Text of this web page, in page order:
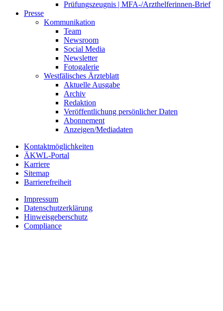
Prüfungszeugnis | MFA-/Arzthelferinnen-Brief
Presse
Kommunikation
Team
Newsroom
Social Media
Newsletter
Fotogalerie
Westfälisches Ärzteblatt
Aktuelle Ausgabe
Archiv
Redaktion
Veröffentlichung persönlicher Daten
Abonnement
Anzeigen/Mediadaten
Kontaktmöglichkeiten
ÄKWL-Portal
Karriere
Sitemap
Barrierefreiheit
Impressum
Datenschutzerklärung
Hinweisgeberschutz
Compliance